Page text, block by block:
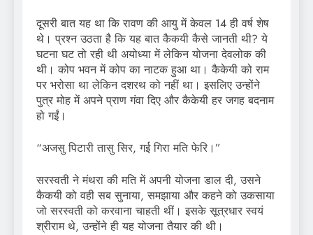
दूसरी बात यह था कि रावण की आयु में केवल 14 ही वर्ष शेष
थे। प्रश्न उठता है कि यह बात कैकयी कैसे जानती थी? ये
घटना घट तो रही थी अयोध्या में लेकिन योजना देवलोक की
थी। कोप भवन में कोप का नाटक हुआ था। कैकेयी को राम
पर भरोसा था लेकिन दशरथ को नहीं था। इसलिए उन्होंने
पुत्र मोह में अपने प्राण गंवा दिए और कैकेयी हर जगह बदनाम
हो गईं।
“अजसु पिटारी तासु सिर, गई गिरा मति फेरि।”
सरस्वती ने मंथरा की मति में अपनी योजना डाल दी, उसने
कैकयी को वही सब सुनाया, समझाया और कहने को उकसाया
जो सरस्वती को करवाना चाहती थीं। इसके सूत्रधार स्वयं
श्रीराम थे, उन्होंने ही यह योजना तैयार की थी।